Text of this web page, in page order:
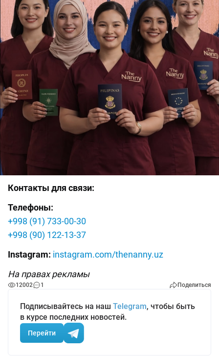
Контакты для связи:
Телефоны:
+998 (91) 733-00-30
+998 (90) 122-13-37
Instagram: instagram.com/thenanny.uz
На правах рекламы
12002 1 Поделиться
Подписывайтесь на наш Telegram, чтобы быть
в курсе последних новостей.
Перейти